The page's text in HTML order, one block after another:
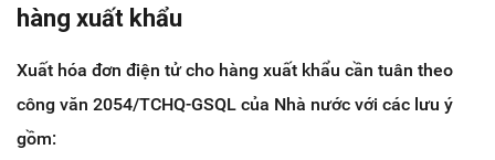
hàng xuất khẩu
Xuất hóa đơn điện tử cho hàng xuất khẩu cần tuân theo
công văn 2054/TCHQ-GSQL của Nhà nước với các lưu ý
gồm: